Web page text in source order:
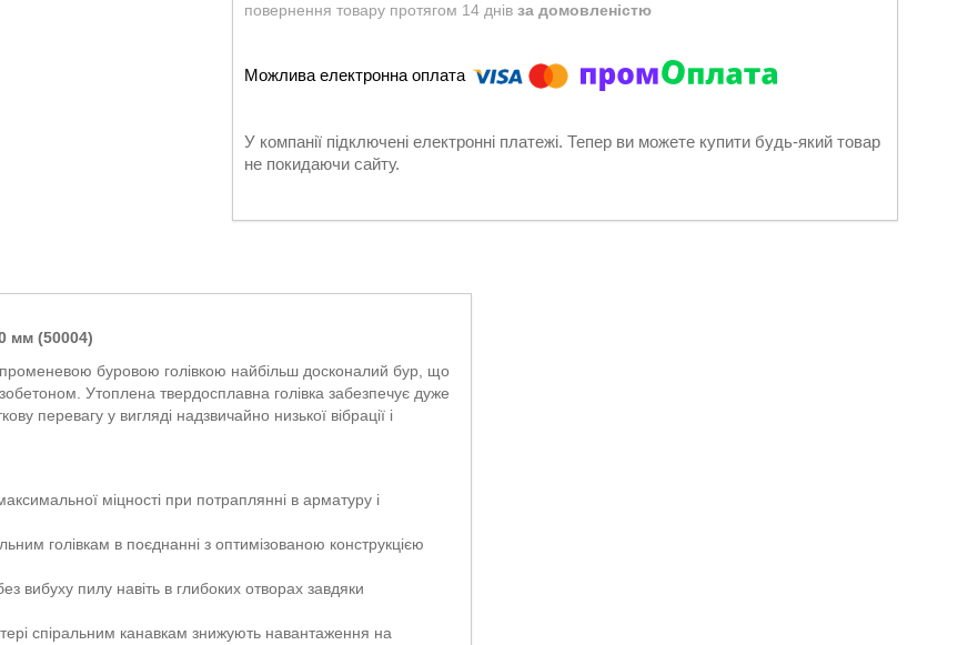
повернення товару протягом 14 днів за домовленістю
У компанії підключені електронні платежі. Тепер ви можете купити будь-який товар
не покидаючи сайту.
мм (50004)
буровою голівкою найбільш досконалий бур, що
Утоплена твердосплавна голівка забезпечує дуже
перевагу у вигляді надзвичайно низької вібрації і
міцності при потраплянні в арматуру і
голівкам в поєднанні з оптимізованою конструкцією
пилу навіть в глибоких отворах завдяки
спіральним канавкам знижують навантаження на